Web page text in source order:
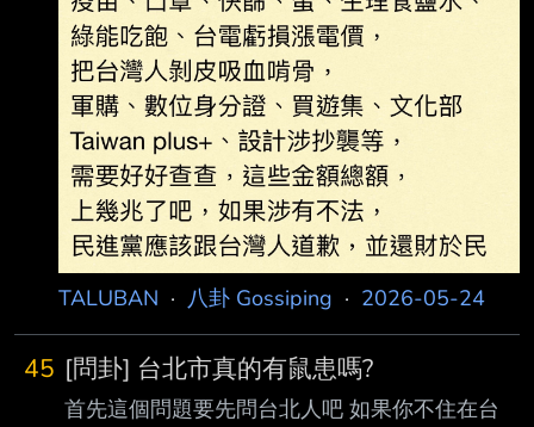
哲競選嘉義市長的競選幕僚 勝選後出任嘉義市長
機要秘書 碳基科技的獨立董事洪耀南 此人大名
鼎鼎 無須贅述 但是最精彩的 還是董事長陳文宏
董事長陳文宏 2005年擔任民進黨新竹縣黨部主
委 然後代表民進黨競選議員 嗯 結果賄選被抓到
判刑半年 褫奪公權一年 奇怪賄選罪這麼輕嗎 接
著繼續長期擔任新竹縣小英之友分
TALUBAN · 八卦 Gossiping · 2026-05-24
45 [問卦] 台北市真的有鼠患嗎?
首先這個問題要先問台北人吧 如果你不住在台